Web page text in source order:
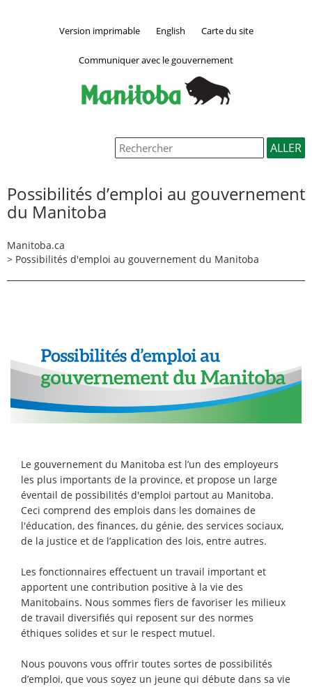
Version imprimable English Carte du site
Communiquer avec le gouvernement
Possibilités d’emploi au gouvernement
du Manitoba
Manitoba.ca
> Possibilités d'emploi au gouvernement du Manitoba
Le gouvernement du Manitoba est l’un des employeurs
les plus importants de la province, et propose un large
éventail de possibilités d'emploi partout au Manitoba.
Ceci comprend des emplois dans les domaines de
l'éducation, des finances, du génie, des services sociaux,
de la justice et de l’application des lois, entre autres.
Les fonctionnaires effectuent un travail important et
apportent une contribution positive à la vie des
Manitobains. Nous sommes fiers de favoriser les milieux
de travail diversifiés qui reposent sur des normes
éthiques solides et sur le respect mutuel.
Nous pouvons vous offrir toutes sortes de possibilités
d’emploi, que vous soyez un jeune qui débute dans sa vie